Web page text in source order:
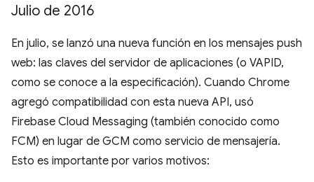
Julio de 2016
En julio, se lanzó una nueva función en los mensajes push
web: las claves del servidor de aplicaciones (o VAPID,
como se conoce a la especificación). Cuando Chrome
agregó compatibilidad con esta nueva API, usó
Firebase Cloud Messaging (también conocido como
FCM) en lugar de GCM como servicio de mensajería.
Esto es importante por varios motivos: